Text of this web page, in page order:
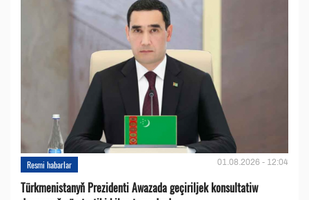
Resmi habarlar 01.08.2026 - 12:04
Türkmenistanyň Prezidenti Awazada geçiriljek konsultatiw